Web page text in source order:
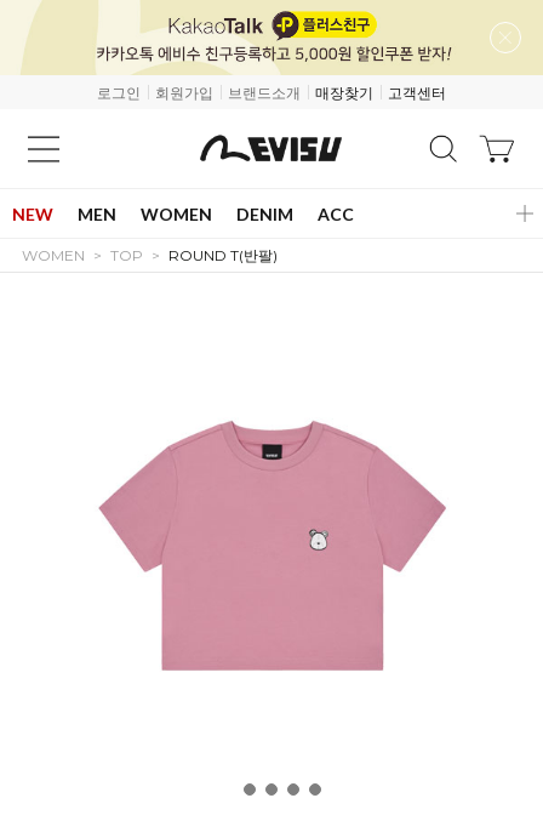
로그인 회원가입 브랜드소개 매장찾기 고객센터
NEW MEN WOMEN DENIM ACC
WOMEN TOP ROUND T(반팔)